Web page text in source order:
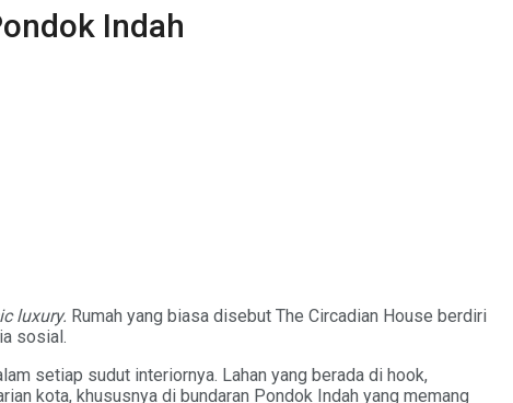
Indah
luxury. Rumah yang biasa disebut The Circadian House berdiri
sosial.
setiap sudut interiornya. Lahan yang berada di hook,
kota, khususnya di bundaran Pondok Indah yang memang